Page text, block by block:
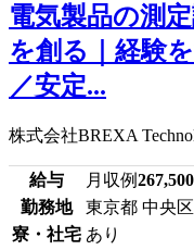
電気製品の測
を創る｜経験
／安定...
株式会社BREXA
給与 月収例267,500
勤務地
東京都 中央区
寮・社宅 あり